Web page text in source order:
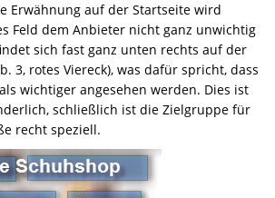
Erwähnung auf der Startseite wird
Feld dem Anbieter nicht ganz unwichtig
sich fast ganz unten rechts auf der
3, rotes Viereck), was dafür spricht, dass
wichtiger angesehen werden. Dies ist
schließlich ist die Zielgruppe für
recht speziell.